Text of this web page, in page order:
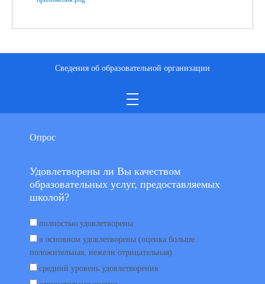
Сведения об образовательной организации
Опрос
Удовлетворены ли Вы качеством
образовательных услуг, предоставляемых
школой?
полностью удовлетворены
в основном удовлетворены (оценка больше
положительная, нежели отрицательная)
средний уровень удовлетворения